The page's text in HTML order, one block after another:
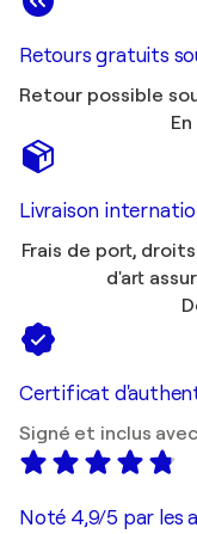
Retours gratuits
Retour possible
Livraison
Frais de port,
d'art
Certificat
Signé et inclus
Noté 4,9/5 par les